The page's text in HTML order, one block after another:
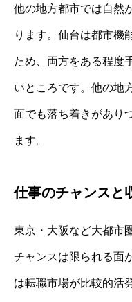
他の地方都市では自然
ります。仙台は都市機
ため、両方をある程度
いところです。他の地
面でも落ち着きがあり
ます。
仕事のチャンスと
東京・大阪など大都市
チャンスは限られる面
は転職市場が比較的活